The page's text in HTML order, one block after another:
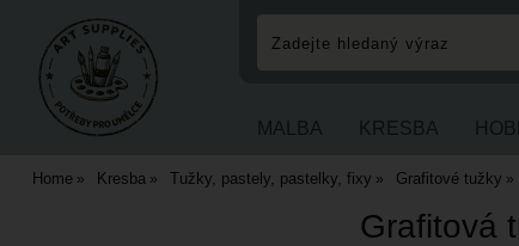
MALBA KRESBA
Home Kresba Tužky, pastely, pastelky, fixy Grafitové tužky
Grafitová